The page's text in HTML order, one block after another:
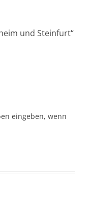
und Steinfurt“
eingeben, wenn